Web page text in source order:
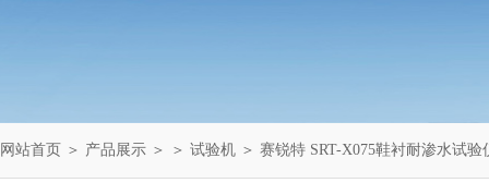
网站首页 ＞ 产品展示 ＞ ＞ 试验机 ＞ 赛锐特 SRT-X075鞋衬耐渗水试验